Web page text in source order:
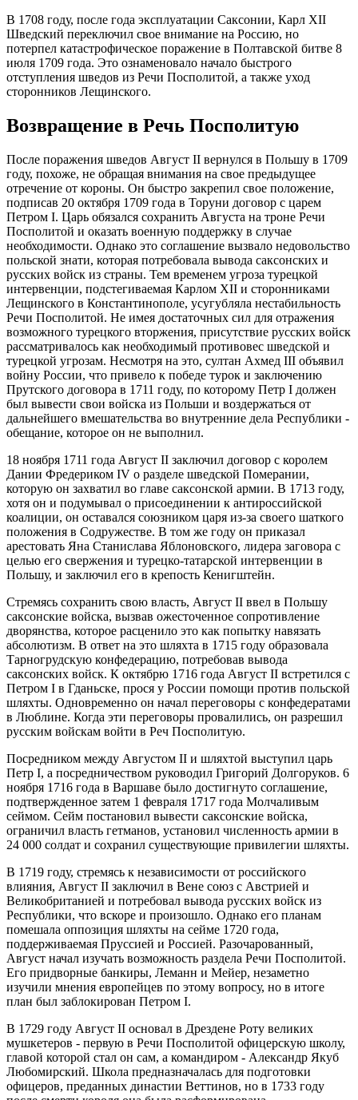
В 1708 году, после года эксплуатации Саксонии, Карл XII
Шведский переключил свое внимание на Россию, но
потерпел катастрофическое поражение в Полтавской битве 8
июля 1709 года. Это ознаменовало начало быстрого
отступления шведов из Речи Посполитой, а также уход
сторонников Лещинского.
Возвращение в Речь Посполитую
После поражения шведов Август II вернулся в Польшу в 1709
году, похоже, не обращая внимания на свое предыдущее
отречение от короны. Он быстро закрепил свое положение,
подписав 20 октября 1709 года в Торуни договор с царем
Петром I. Царь обязался сохранить Августа на троне Речи
Посполитой и оказать военную поддержку в случае
необходимости. Однако это соглашение вызвало недовольство
польской знати, которая потребовала вывода саксонских и
русских войск из страны. Тем временем угроза турецкой
интервенции, подстегиваемая Карлом XII и сторонниками
Лещинского в Константинополе, усугубляла нестабильность
Речи Посполитой. Не имея достаточных сил для отражения
возможного турецкого вторжения, присутствие русских войск
рассматривалось как необходимый противовес шведской и
турецкой угрозам. Несмотря на это, султан Ахмед III объявил
войну России, что привело к победе турок и заключению
Прутского договора в 1711 году, по которому Петр I должен
был вывести свои войска из Польши и воздержаться от
дальнейшего вмешательства во внутренние дела Республики -
обещание, которое он не выполнил.
18 ноября 1711 года Август II заключил договор с королем
Дании Фредериком IV о разделе шведской Померании,
которую он захватил во главе саксонской армии. В 1713 году,
хотя он и подумывал о присоединении к антироссийской
коалиции, он оставался союзником царя из-за своего шаткого
положения в Содружестве. В том же году он приказал
арестовать Яна Станислава Яблоновского, лидера заговора с
целью его свержения и турецко-татарской интервенции в
Польшу, и заключил его в крепость Кенигштейн.
Стремясь сохранить свою власть, Август II ввел в Польшу
саксонские войска, вызвав ожесточенное сопротивление
дворянства, которое расценило это как попытку навязать
абсолютизм. В ответ на это шляхта в 1715 году образовала
Тарногрудскую конфедерацию, потребовав вывода
саксонских войск. К октябрю 1716 года Август II встретился с
Петром I в Гданьске, прося у России помощи против польской
шляхты. Одновременно он начал переговоры с конфедератами
в Люблине. Когда эти переговоры провалились, он разрешил
русским войскам войти в Реч Посполитую.
Посредником между Августом II и шляхтой выступил царь
Петр I, а посредничеством руководил Григорий Долгоруков. 6
ноября 1716 года в Варшаве было достигнуто соглашение,
подтвержденное затем 1 февраля 1717 года Молчаливым
сеймом. Сейм постановил вывести саксонские войска,
ограничил власть гетманов, установил численность армии в
24 000 солдат и сохранил существующие привилегии шляхты.
В 1719 году, стремясь к независимости от российского
влияния, Август II заключил в Вене союз с Австрией и
Великобританией и потребовал вывода русских войск из
Республики, что вскоре и произошло. Однако его планам
помешала оппозиция шляхты на сейме 1720 года,
поддерживаемая Пруссией и Россией. Разочарованный,
Август начал изучать возможность раздела Речи Посполитой.
Его придворные банкиры, Леманн и Мейер, незаметно
изучили мнения европейцев по этому вопросу, но в итоге
план был заблокирован Петром I.
В 1729 году Август II основал в Дрездене Роту великих
мушкетеров - первую в Речи Посполитой офицерскую школу,
главой которой стал он сам, а командиром - Александр Якуб
Любомирский. Школа предназначалась для подготовки
офицеров, преданных династии Веттинов, но в 1733 году